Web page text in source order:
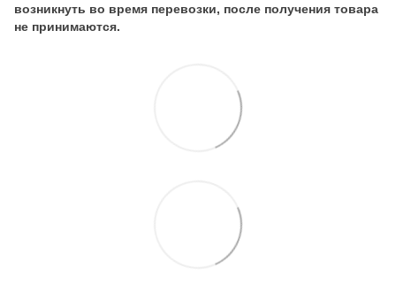
возникнуть во время перевозки, после получения товара
не принимаются.